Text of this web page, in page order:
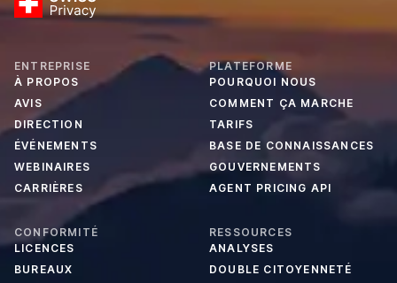
ENTREPRISE
À PROPOS
AVIS
DIRECTION
ÉVÉNEMENTS
WEBINAIRES
CARRIÈRES
PLATEFORME
POURQUOI NOUS
COMMENT ÇA MARCHE
TARIFS
BASE DE CONNAISSANCES
GOUVERNEMENTS
AGENT PRICING API
CONFORMITÉ
LICENCES
BUREAUX
RESSOURCES
ANALYSES
DOUBLE CITOYENNETÉ